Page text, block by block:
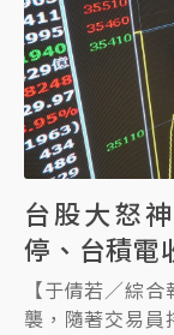
台股大怒
停、台積電
【于倩若／綜
襲，隨著交易員